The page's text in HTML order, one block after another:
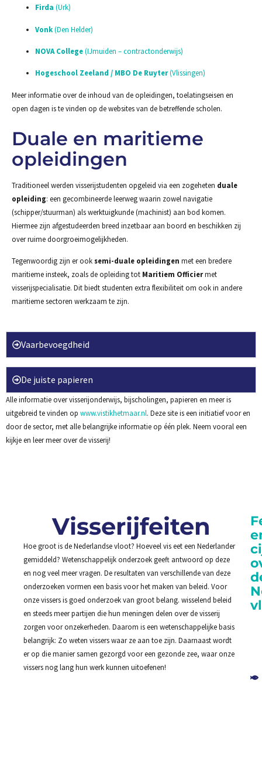
Firda (Urk)
Vonk(Den Helder)
NOVA College(IJmuiden – contractonderwijs)
Hogeschool Zeeland / MBO De Ruyter(Vlissingen)
Meer informatie over de inhoud van de opleidingen, toelatingseisen en
open dagen is te vinden op de websites van de betreffende scholen.
Duale en maritieme
opleidingen
Traditioneel werden visserijstudenten opgeleid via een zogeheten duale
opleiding: een gecombineerde leerweg waarin zowel navigatie
(schipper/stuurman) als werktuigkunde (machinist) aan bod komen.
Hiermee zijn afgestudeerden breed inzetbaar aan boord en beschikken zij
over ruime doorgroeimogelijkheden.
Tegenwoordig zijn er ook semi-duale opleidingen met een bredere
maritieme insteek, zoals de opleiding tot Maritiem Officiermet
visserijspecialisatie. Dit biedt studenten extra flexibiliteit om ook in andere
maritieme sectoren werkzaam te zijn.
Vaarbevoegdheid
De juiste papieren
Alle informatie over visserijonderwijs, bijscholingen, papieren en meer is
uitgebreid te vinden op www.vistikhetmaar.nl. Deze site is een initiatief voor en
door de sector, met alle belangrijke informatie op één plek. Neem vooral een
kijkje en leer meer over de visserij!
Visserijfeiten
Hoe groot is de Nederlandse vloot? Hoeveel vis eet een Nederlander
gemiddeld? Wetenschappelijk onderzoek geeft antwoord op deze
en nog veel meer vragen. De resultaten van verschillende van deze
onderzoeken vormen een basis voor het maken van beleid. Voor
onze vissers is goed onderzoek van groot belang. wisselend beleid
en steeds meer partijen die hun meningen delen over de visserij
zorgen voor onzekerheden. Daarom is een wetenschappelijke basis
belangrijk: Zo weten vissers waar ze aan toe zijn. Daarnaast wordt
er op die manier samen gezorgd voor een gezonde zee, waar onze
vissers nog lang hun werk kunnen uitoefenen!